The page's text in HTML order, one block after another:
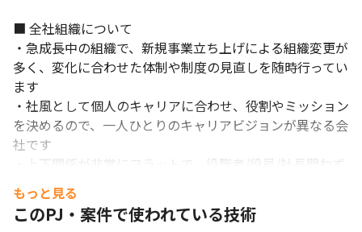
■ 全社組織について
・急成長中の組織で、新規事業立ち上げによる組織変更が
多く、変化に合わせた体制や制度の見直しを随時行ってい
ます
・社風として個人のキャリアに合わせ、役割やミッション
を決めるので、一人ひとりのキャリアビジョンが異なる会
社です
・上下関係が非常にフラットで、役職者/役員/社長問わず
1on1面談で意思や提案を伝えることができます
・経営陣の多くが技術者出身で、エンジニアやクリエイタ
ーの働きやすさを第一に考えており、メンバー一人ひとり
もっと見る
このPJ・案件で使われている技術